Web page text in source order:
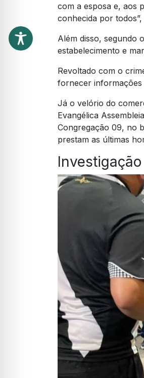
com a esposa e, aos
conhecida por
Além disso, segundo
estabelecimento e
Revoltado com o
fornecer informações
Já o velório do
Evangélica
Congregação 09, no
prestam as últimas